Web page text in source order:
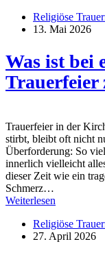
Religiöse
13. Mai 2026
Was ist bei
Trauerfeier
Trauerfeier in der
stirbt, bleibt oft nicht
Überforderung: So
innerlich vielleicht
dieser Zeit wie ein
Schmerz…
Weiterlesen
Religiöse
27. April 2026